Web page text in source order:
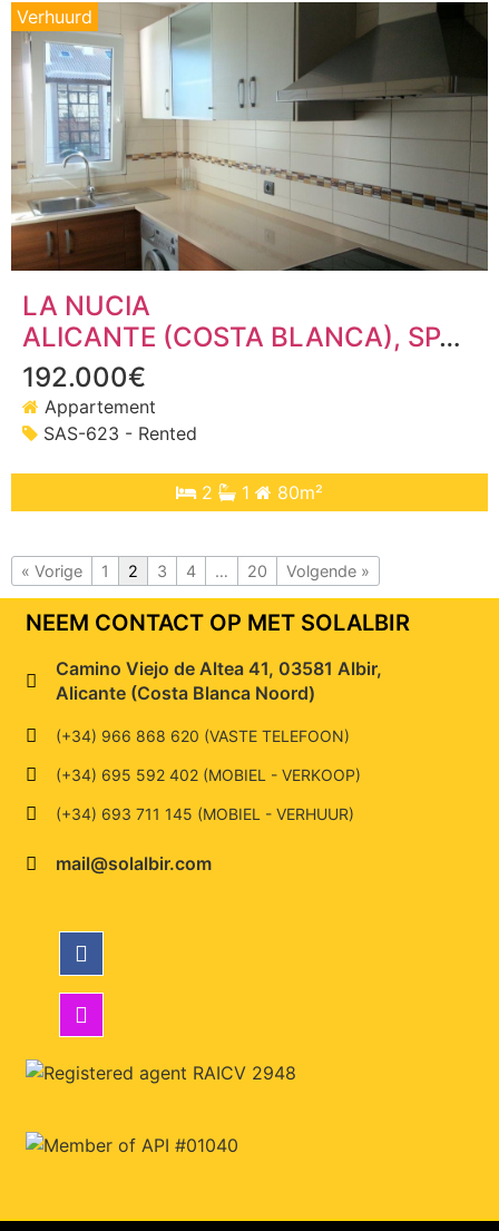
Verhuurd
LA NUCIA
ALICANTE (COSTA BLANCA), SPANJE
192.000€
Appartement
SAS-623 - Rented
2 1 80m²
« Vorige 1 2 3 4 … 20 Volgende »
NEEM CONTACT OP MET SOLALBIR
Camino Viejo de Altea 41, 03581 Albir,
Alicante (Costa Blanca Noord)
(+34) 966 868 620 (VASTE TELEFOON)
(+34) 695 592 402 (MOBIEL - VERKOOP)
(+34) 693 711 145 (MOBIEL - VERHUUR)
mail@solalbir.com